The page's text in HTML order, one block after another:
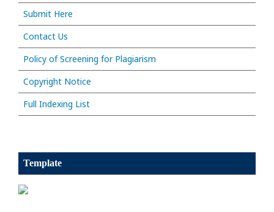
Submit Here
Contact Us
Policy of Screening for Plagiarism
Copyright Notice
Full Indexing List
Template